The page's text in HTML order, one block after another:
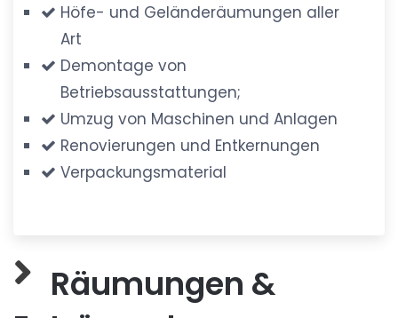
Höfe- und Geländeräumungen aller
Art
Demontage von
Betriebsausstattungen;
Umzug von Maschinen und Anlagen
Renovierungen und Entkernungen
Verpackungsmaterial
Räumungen &